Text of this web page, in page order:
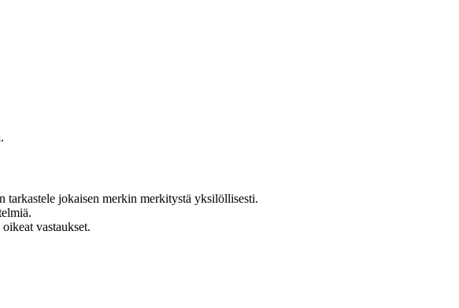
jokaisen merkin merkitystä yksilöllisesti.
vastaukset.